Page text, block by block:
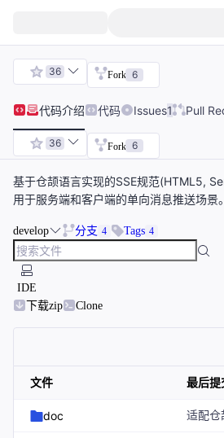
36 Fork 6
代码介绍 代码 Issues1 Pull
36 Fork 6
基于仓颉语言实现的SSE规范(HTML5,
用于服务端和客户端的单向消息推送场景。
develop 分支 4 Tags 4
IDE
下载zip
Clone
文件 最后提
doc 适配仓